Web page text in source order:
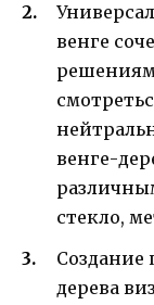
венге
венге-
стекло,
Создание
дерева